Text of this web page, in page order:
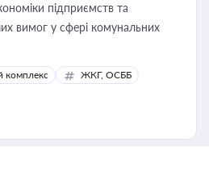
підприємств та
вимог у сфері комунальних
комплекс ЖКГ, ОСББ